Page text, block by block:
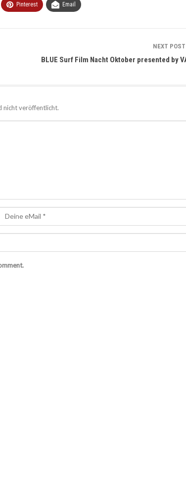
Pinterest Email
NEXT
BLUE Surf Film Nacht Oktober presented by
nicht veröffentlicht.